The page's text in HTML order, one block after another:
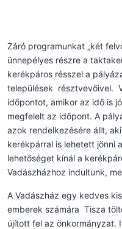
Záró programunkat „két
ünnepélyes részre a
kerékpáros résszel a
települések résztvevőivel.
időpontot, amikor az idő is
megfelelt az időpont. A
azok rendelkezésére állt,
kerékpárral is lehetett jönni
lehetőséget kínál a
Vadászházhoz indultunk,
A Vadászház egy kedves
emberek számára Tisza
újított fel az önkormányzat.